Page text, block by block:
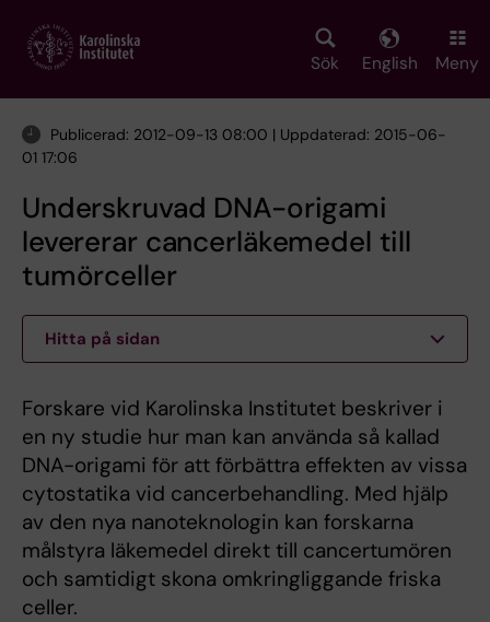
main
Sök English Meny
Publicerad: 2012-09-13 08:00 | Uppdaterad: 2015-06-
01 17:06
Underskruvad DNA-origami
levererar cancerläkemedel till
tumörceller
Hitta på sidan
Forskare vid Karolinska Institutet beskriver i
en ny studie hur man kan använda så kallad
DNA-origami för att förbättra effekten av vissa
cytostatika vid cancerbehandling. Med hjälp
av den nya nanoteknologin kan forskarna
målstyra läkemedel direkt till cancertumören
och samtidigt skona omkringliggande friska
celler.